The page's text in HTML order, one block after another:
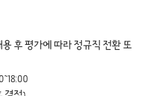
후 평가에 따라 정규직 전환 또